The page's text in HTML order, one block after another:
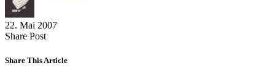
22. Mai 2007
Share PostShare
Facebook
Copy
to
Send
via
Share This Article